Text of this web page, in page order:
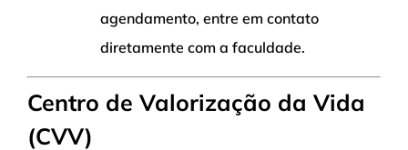
agendamento, entre em contato
diretamente com a faculdade.
Centro de Valorização da Vida
(CVV)